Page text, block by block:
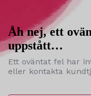
Åh nej, ett
uppstått…
Ett oväntat fel har
eller kontakta